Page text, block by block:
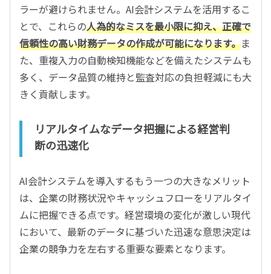
ラーが避けられません。AI会計システムを活用するこ
とで、これらの人為的なミスを最小限に抑え、正確で
信頼性の高い財務データの作成が可能になります。ま
た、重複入力の自動検知機能などを備えたシステムも
多く、データ品質の維持と監査対応の負担軽減にも大
きく貢献します。
リアルタイムなデータ把握による経営判
断の迅速化
AI会計システムを導入するもう一つの大きなメリット
は、企業の財務状況やキャッシュフローをリアルタイ
ムに把握できる点です。経営環境の変化が激しい現代
において、最新のデータに基づいた迅速な意思決定は
企業の競争力を左右する重要な要素となります。